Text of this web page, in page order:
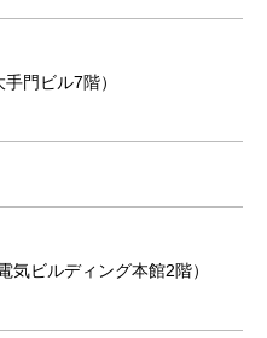
門ビル7階）
気ビルディング本館2階）